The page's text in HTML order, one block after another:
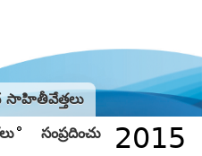
సాహితీవేత్తలు
సంప్రదించు 2015